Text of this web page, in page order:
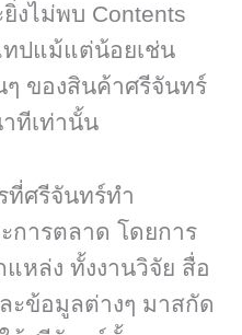
งไม่พบ Contents
ปแม้แต่น้อยเช่น
ของสินค้าศรีจันทร์
ทีเท่านั้น
ศรีจันทร์ทำ
การตลาด โดยการ
หล่ง ทั้งงานวิจัย สื่อ
ะข้อมูลต่างๆ มาสกัด